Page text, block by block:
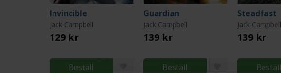
Invincible
Jack Campbell
129 kr
Beställ
Guardian
Jack Campbell
139 kr
Beställ
Steadfast
Jack Campbell
139 kr
Beställ